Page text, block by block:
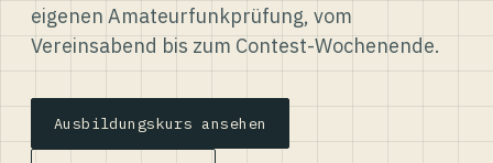
eigenen Amateurfunkprüfung, vom
Vereinsabend bis zum Contest-Wochenende.
Ausbildungskurs ansehen